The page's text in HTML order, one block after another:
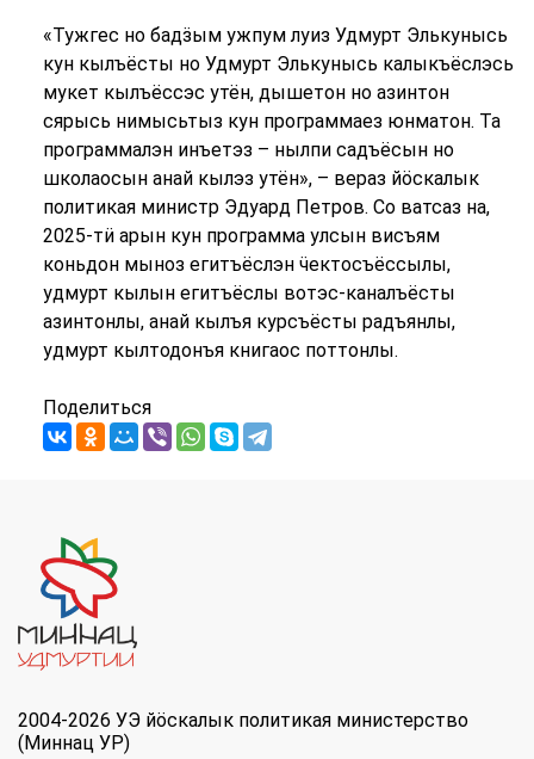
«Тужгес но бадӟым ужпум луиз Удмурт Элькунысь
кун кылъёсты но Удмурт Элькунысь калыкъёслэсь
мукет кылъёссэс утён, дышетон но азинтон
сярысь нимысьтыз кун программаез юнматон. Та
программалэн инъетэз – нылпи садъёсын но
школаосын анай кылэз утён», – вераз йӧскалык
политикая министр Эдуард Петров. Со ватсаз на,
2025-тӥ арын кун программа улсын висъям
коньдон мыноз егитъёслэн ӵектосъёссылы,
удмурт кылын егитъёслы вотэс-каналъёсты
азинтонлы, анай кылъя курсъёсты радъянлы,
удмурт кылтодонъя книгаос поттонлы.
Поделиться
2004-2026 УЭ йöскалык политикая министерство
(Миннац УР)